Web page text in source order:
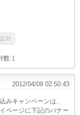
数:1
2012/04/09 02:50:43
みキャンペーンは、
ページに下記のバナー